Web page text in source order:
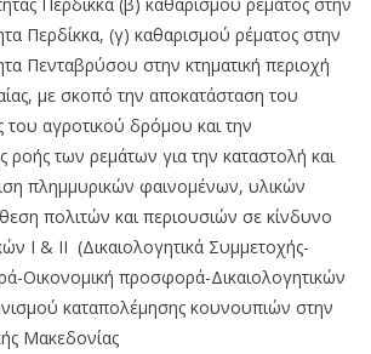
Περδίκκα, (γ) καθαρισμού ρέματος στην
Πενταβρύσου στην κτηματική περιοχή
με σκοπό την αποκατάσταση του
του αγροτικού δρόμου και την
ροής των ρεμάτων για την καταστολή και
πλημμυρικών φαινομένων, υλικών
πολιτών και περιουσιών σε κίνδυνο
Ι & ΙΙ (Δικαιολογητικά Συμμετοχής-
Οικονομική προσφορά-Δικαιολογητικών
καταπολέμησης κουνουπιών στην
Μακεδονίας